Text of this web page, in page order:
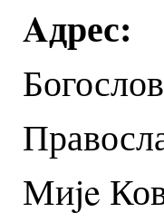
Aдрес:
Миje